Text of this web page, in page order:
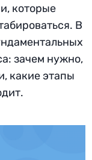
которые
В
зачем нужно,
какие этапы